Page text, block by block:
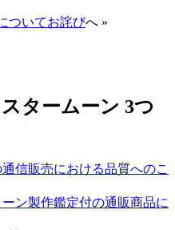
ついてお詫びへ »
タームーン 3つ